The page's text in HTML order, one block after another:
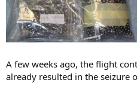
A few weeks ago, the flight
already resulted in the seizure